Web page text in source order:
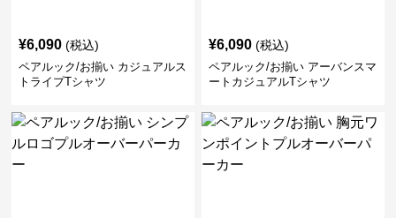
¥6,090 (税込)
ペアルック/お揃い カジュアルス
トライプTシャツ
¥6,090 (税込)
ペアルック/お揃い アーバンスマ
ートカジュアルTシャツ